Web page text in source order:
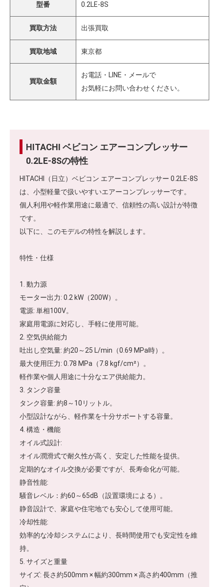
型番 0.2LE-8S
買取方法 出張買取
買取地域 東京都
買取金額
お電話・LINE・メールで
お気軽にお問い合わせください。
HITACHI ベビコン エアーコンプレッサー
0.2LE-8Sの特性
HITACHI（日立）ベビコン エアーコンプレッサー 0.2LE-8S
は、小型軽量で扱いやすいエアーコンプレッサーです。
個人利用や軽作業用途に最適で、信頼性の高い設計が特徴
です。
以下に、このモデルの特性を解説します。
特性・仕様
1. 動力源
モーター出力: 0.2 kW（200W）。
電源: 単相100V。
家庭用電源に対応し、手軽に使用可能。
2. 空気供給能力
吐出し空気量: 約20～25 L/min（0.69 MPa時）。
最大使用圧力: 0.78 MPa（7.8 kgf/cm²）。
軽作業や個人用途に十分なエア供給能力。
3. タンク容量
タンク容量: 約8～10リットル。
小型設計ながら、軽作業を十分サポートする容量。
4. 構造・機能
オイル式設計:
オイル潤滑式で耐久性が高く、安定した性能を提供。
定期的なオイル交換が必要ですが、長寿命化が可能。
静音性能:
騒音レベル：約60～65dB（設置環境による）。
静音設計で、家庭や住宅地でも安心して使用可能。
冷却性能:
効率的な冷却システムにより、長時間使用でも安定性を維
持。
5. サイズと重量
サイズ: 長さ約500mm × 幅約300mm × 高さ約400mm（推